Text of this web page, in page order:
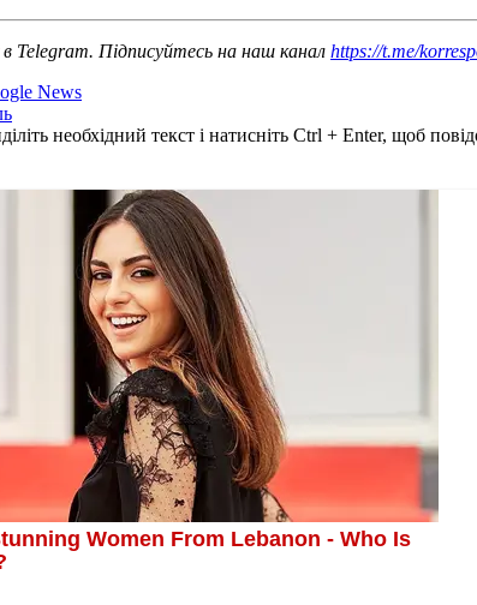
в Telegram. Підписуйтесь на наш канал https://t.me/
News
необхідний текст і натисніть Ctrl + Enter, щоб